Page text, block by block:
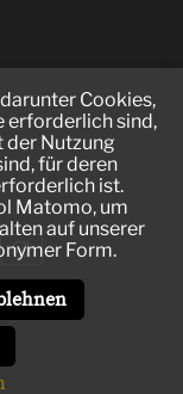
Cookies,
erforderlich sind,
der Nutzung
für deren
ist.
Matomo, um
auf unserer
Form.